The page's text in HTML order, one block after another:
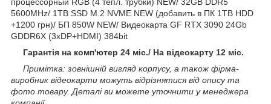
5600MHz/ 1TB SSD M.2 NVME NEW (добавить в ПК 1TB HDD
+1200 грн)/ БП 850W NEW/ Видеокарта GF RTX 3090 24Gb
GDDR6X (3xDP+HDMI) 384bit
Гарантія на комп'ютер 24 міс./ На відеокарту 12 міс.
Примітка: зовнішній вигляд корпусу, а також фірма-
виробник відеокарти можуть відрізнятися від опису та
фото товару. Деталі ви можете уточнити у менеджера